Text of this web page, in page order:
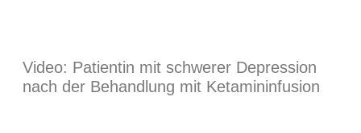
Video: Patientin mit schwerer Depression
nach der Behandlung mit Ketamininfusion